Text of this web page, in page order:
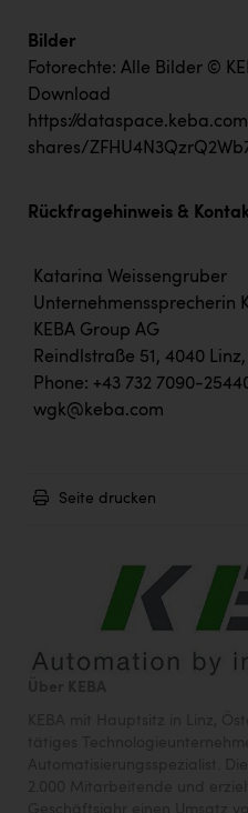
Bilder
Fotorechte: Alle Bilder ©
Download
https://
shares/
Rückfragehinweis &
Katarina Weissengruber
Unternehmenssprecherin
KEBA Group AG
Reindlstraße 51, 4040
Phone: +43 732 7090-
wgk@keba.com
Seite drucken